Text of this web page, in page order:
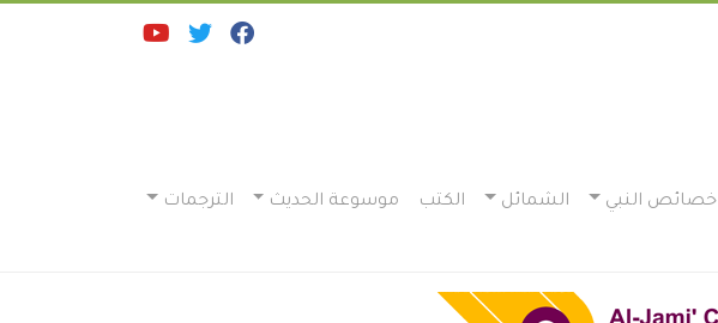
خصائص النبي الشمائل الكتب موسوعة الحديث الترجمات